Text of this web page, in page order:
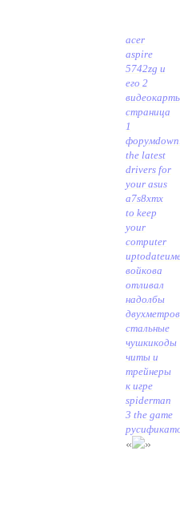
acer
aspire
5742zg и
его 2
страница
1
форум
the latest
drivers for
your asus
a7s8xmx
to keep
your
computer
uptodate
войкова
отливал
надолбы
стальные
чушкикоды
читы и
трейнеры
к игре
spiderman
3 the game